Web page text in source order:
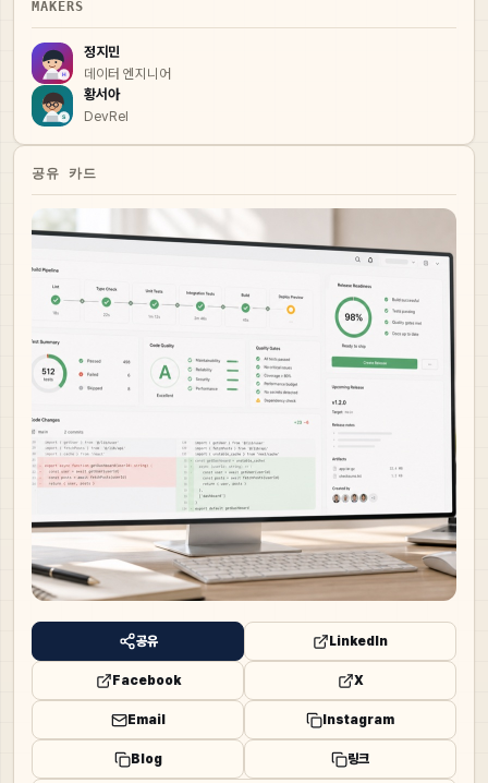
MAKERS
정지민
데이터 엔지니어
황서아
DevRel
공유 카드
공유 LinkedIn
Facebook X
Email Instagram
Blog 링크